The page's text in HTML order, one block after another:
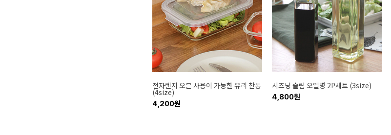
전자렌지 오븐 사용이 가능한 유리 찬통
(4size)
4,200원
시즈닝 슬림 오일병 2P세트 (3size)
4,800원